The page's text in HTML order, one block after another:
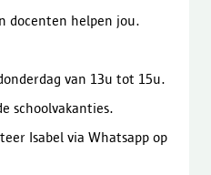
docenten helpen jou.
van 13u tot 15u.
schoolvakanties.
Isabel via Whatsapp op